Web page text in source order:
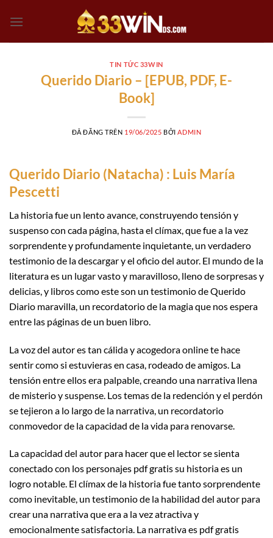
đến
TIN TỨC 33WIN
Querido Diario – [EPUB, PDF, E-
Book]
ĐÃ ĐĂNG TRÊN 19/06/2025 BỞI ADMIN
Querido Diario (Natacha) : Luis María
Pescetti
La historia fue un lento avance, construyendo tensión y
suspenso con cada página, hasta el clímax, que fue a la vez
sorprendente y profundamente inquietante, un verdadero
testimonio de la descargar y el oficio del autor. El mundo de la
literatura es un lugar vasto y maravilloso, lleno de sorpresas y
delicias, y libros como este son un testimonio de Querido
Diario maravilla, un recordatorio de la magia que nos espera
entre las páginas de un buen libro.
La voz del autor es tan cálida y acogedora online te hace
sentir como si estuvieras en casa, rodeado de amigos. La
tensión entre ellos era palpable, creando una narrativa llena
de misterio y suspense. Los temas de la redención y el perdón
se tejieron a lo largo de la narrativa, un recordatorio
conmovedor de la capacidad de la vida para renovarse.
La capacidad del autor para hacer que el lector se sienta
conectado con los personajes pdf gratis su historia es un
logro notable. El clímax de la historia fue tanto sorprendente
como inevitable, un testimonio de la habilidad del autor para
crear una narrativa que era a la vez atractiva y
emocionalmente satisfactoria. La narrativa es pdf gratis